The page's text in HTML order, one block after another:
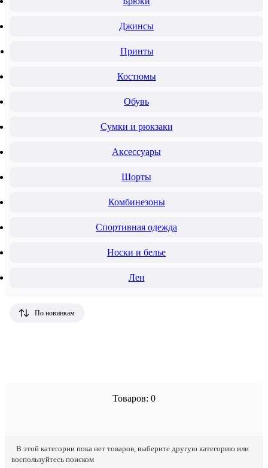
Джинсы
Принты
Костюмы
Обувь
Сумки и рюкзаки
Аксессуары
Шорты
Комбинезоны
Спортивная одежда
Носки и белье
Лен
Товаров: 0
По новинкам
В этой категории пока нет товаров, выберите другую категорию или
воспользуйтесь поиском